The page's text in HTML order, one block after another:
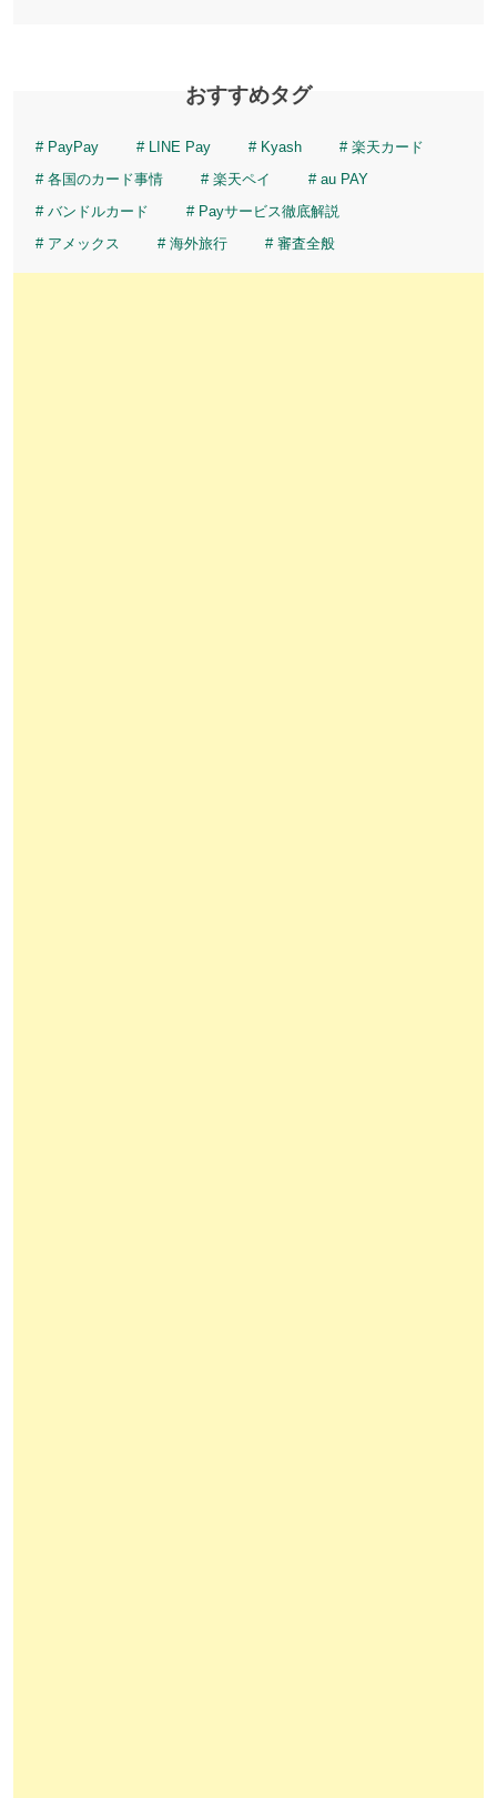
おすすめタグ
PayPay LINE Pay Kyash
楽天カード
各国のカード事情
楽天ペイ
au PAY
バンドルカード
Payサービス徹底解説
アメックス
海外旅行 審査全般